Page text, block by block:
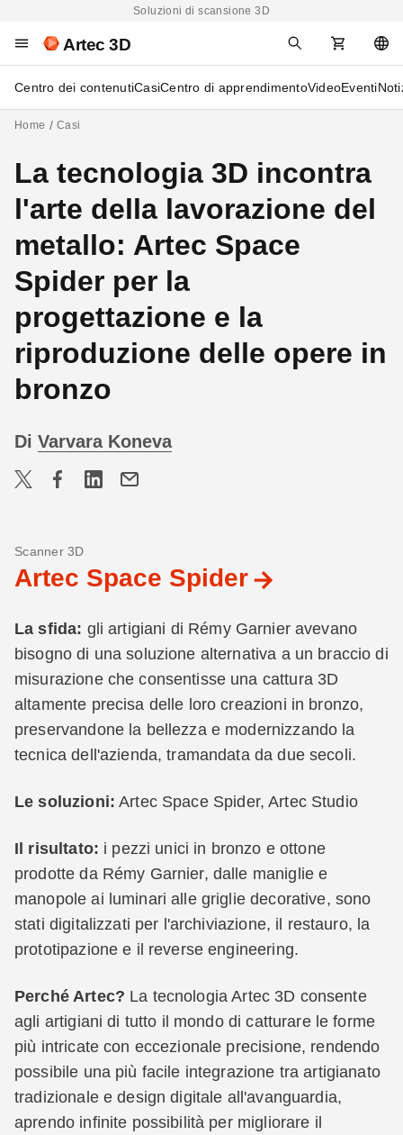
Soluzioni di scansione 3D
Artec 3D
Centro dei contenutiCasiCentro di apprendimentoVideoEventi
Home Casi
La tecnologia 3D incontra
l'arte della lavorazione del
metallo: Artec Space
Spider per la
progettazione e la
riproduzione delle opere in
bronzo
Di Varvara Koneva
Scanner 3D
Artec Space Spider
La sfida: gli artigiani di Rémy Garnier avevano
bisogno di una soluzione alternativa a un braccio di
misurazione che consentisse una cattura 3D
altamente precisa delle loro creazioni in bronzo,
preservandone la bellezza e modernizzando la
tecnica dell'azienda, tramandata da due secoli.
Le soluzioni: Artec Space Spider, Artec Studio
Il risultato: i pezzi unici in bronzo e ottone
prodotte da Rémy Garnier, dalle maniglie e
manopole ai luminari alle griglie decorative, sono
stati digitalizzati per l'archiviazione, il restauro, la
prototipazione e il reverse engineering.
Perché Artec? La tecnologia Artec 3D consente
agli artigiani di tutto il mondo di catturare le forme
più intricate con eccezionale precisione, rendendo
possibile una più facile integrazione tra artigianato
tradizionale e design digitale all'avanguardia,
aprendo infinite possibilità per migliorare il